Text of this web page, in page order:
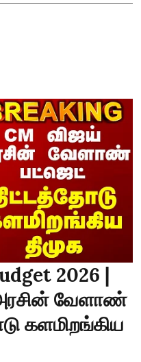
2026 |
வேளாண்
களமிறங்கிய